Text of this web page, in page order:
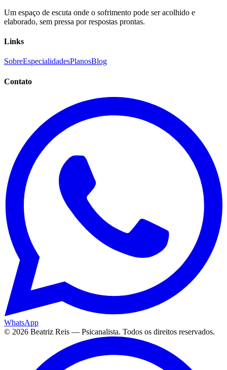
Um espaço de escuta onde o sofrimento pode ser acolhido e
elaborado, sem pressa por respostas prontas.
Links
SobreEspecialidadesPlanosBlog
Contato
WhatsApp
© 2026 Beatriz Reis — Psicanalista. Todos os direitos reservados.